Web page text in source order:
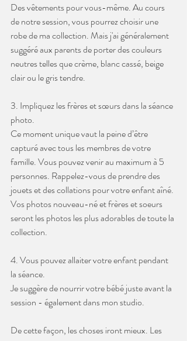
Des vêtements pour vous-même. Au cours
de notre session, vous pourrez choisir une
robe de ma collection. Mais j'ai généralement
suggéré aux parents de porter des couleurs
neutres telles que crème, blanc cassé, beige
clair ou le gris tendre.
3. Impliquez les frères et sœurs dans la séance
photo.
Ce moment unique vaut la peine d’être
capturé avec tous les membres de votre
famille. Vous pouvez venir au maximum à 5
personnes. Rappelez-vous de prendre des
jouets et des collations pour votre enfant aîné.
Vos photos nouveau-né et frères et soeurs
seront les photos les plus adorables de toute la
collection.
4. Vous pouvez allaiter votre enfant pendant
la séance.
Je suggère de nourrir votre bébé juste avant la
session - également dans mon studio.
De cette façon, les choses iront mieux. Les